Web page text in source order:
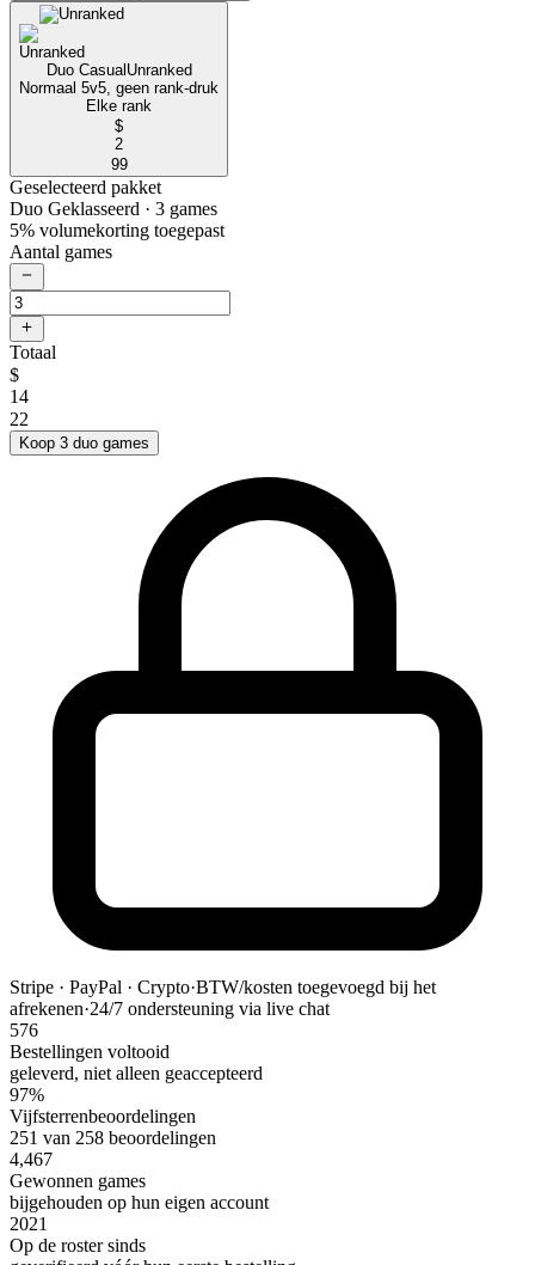
Duo Casual Unranked
Normaal 5v5, geen rank-druk
Elke rank
$
2
99
Geselecteerd pakket
Duo Geklasseerd · 3 games
5% volumekorting toegepast
Aantal games
Totaal
$
14
22
Koop 3 duo games
Stripe · PayPal · Crypto·BTW/kosten toegevoegd bij het
afrekenen·24/7 ondersteuning via live chat
576
Bestellingen voltooid
geleverd, niet alleen geaccepteerd
97%
Vijfsterrenbeoordelingen
251 van 258 beoordelingen
4,467
Gewonnen games
bijgehouden op hun eigen account
2021
Op de roster sinds